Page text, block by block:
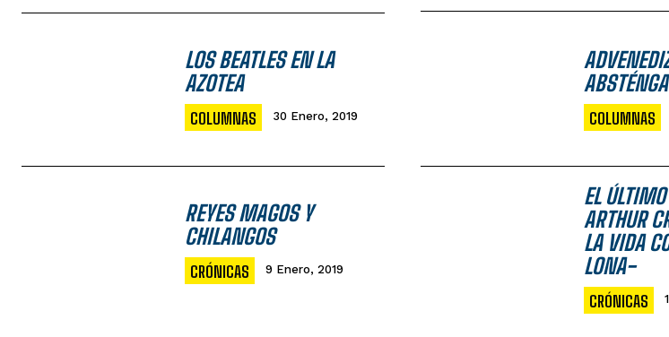
LOS BEATLES EN LA
AZOTEA
COLUMNAS 30 Enero, 2019 COLUMNAS
REYES MAGOS Y
CHILANGOS
CRÓNICAS 9 Enero, 2019
EL
ARTHUR
LA VIDA
LONA-
CRÓNICAS